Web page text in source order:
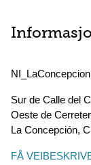
Sur de Calle del
Oeste de
La Concepción,
FÅ